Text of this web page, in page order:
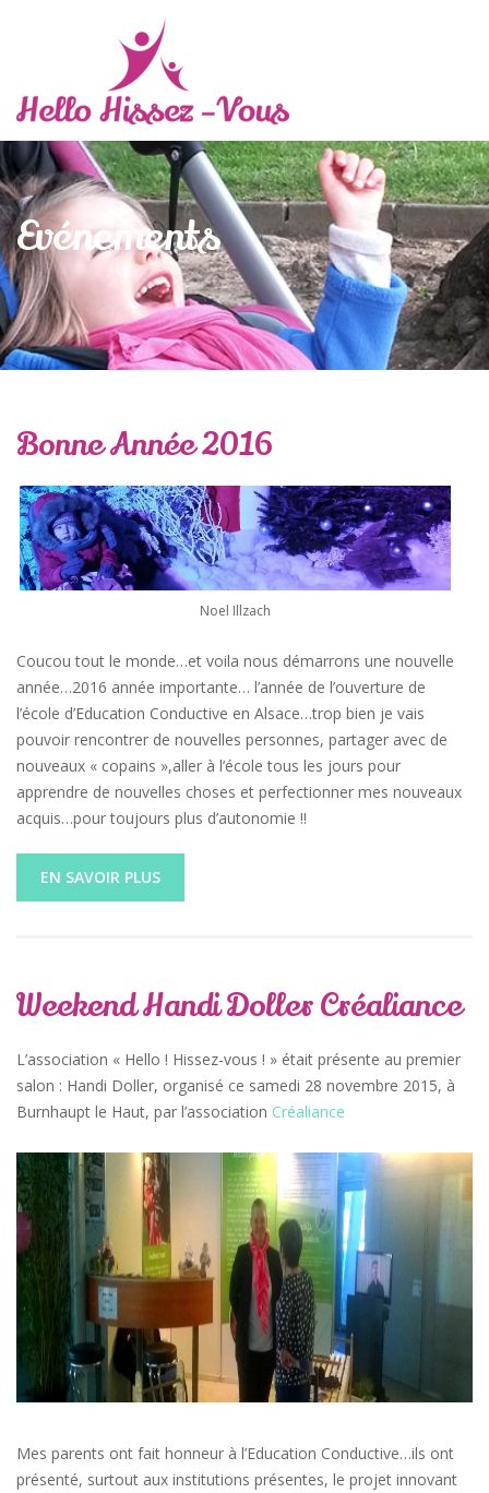
Evénements
Bonne Année 2016
Noel Illzach
Coucou tout le monde…et voila nous démarrons une nouvelle
année…2016 année importante… l’année de l’ouverture de
l’école d’Education Conductive en Alsace…trop bien je vais
pouvoir rencontrer de nouvelles personnes, partager avec de
nouveaux « copains »,aller à l’école tous les jours pour
apprendre de nouvelles choses et perfectionner mes nouveaux
acquis…pour toujours plus d’autonomie !!
EN SAVOIR PLUS
Weekend Handi Doller Créaliance
L’association « Hello ! Hissez-vous ! » était présente au premier
salon : Handi Doller, organisé ce samedi 28 novembre 2015, à
Burnhaupt le Haut, par l’association Créaliance
Mes parents ont fait honneur à l’Education Conductive…ils ont
présenté, surtout aux institutions présentes, le projet innovant